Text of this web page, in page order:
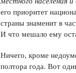
его приоритет
страны знаменит в
И что мешало ему
Ничего, кроме
полтора года. Вот